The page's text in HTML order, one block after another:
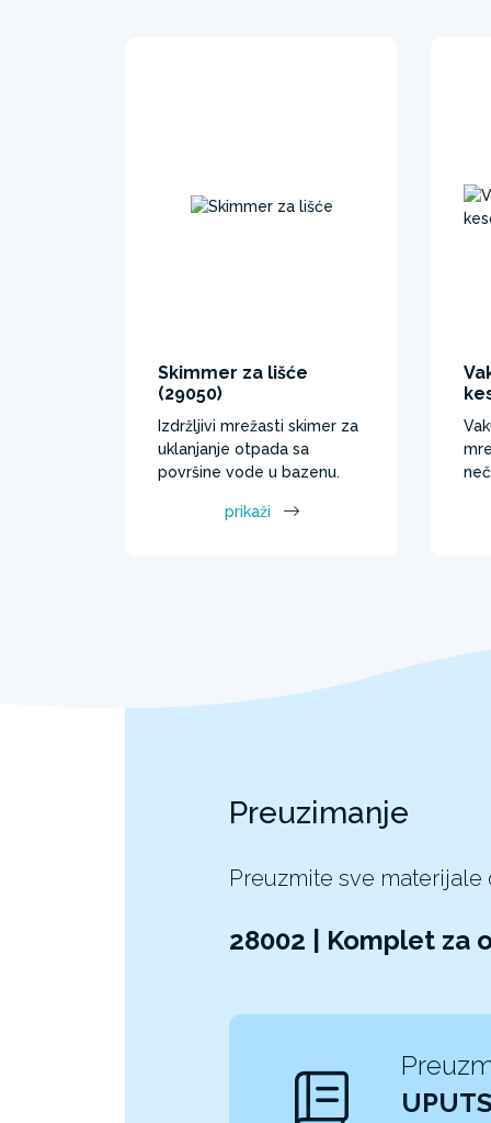
Skimmer za lišće
(29050)
Izdržljivi mrežasti skimer za
uklanjanje otpada sa
površine vode u bazenu.
prikaži
Preuzimanje
Preuzmite sve
28002 | Komplet za